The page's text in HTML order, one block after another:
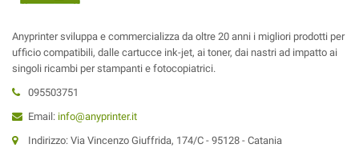
Anyprinter sviluppa e commercializza da oltre 20 anni i migliori prodotti per
ufficio compatibili, dalle cartucce ink-jet, ai toner, dai nastri ad impatto ai
singoli ricambi per stampanti e fotocopiatrici.
095503751
Email: info@anyprinter.it
Indirizzo: Via Vincenzo Giuffrida, 174/C - 95128 - Catania